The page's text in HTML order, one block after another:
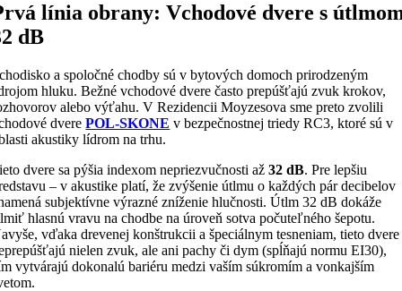
línia obrany: Vchodové dvere s
dB
a spoločné chodby sú v bytových domoch prirodzeným
hluku. Bežné vchodové dvere často prepúšťajú zvuk krokov,
alebo výťahu. V Rezidencii Moyzesova sme preto zvolili
dverePOL-SKONE v bezpečnostnej triedy RC3, ktoré sú v
akustiky lídrom na trhu.
dvere sa pýšia indexom nepriezvučnosti až32 dB. Pre lepšiu
– v akustike platí, že zvýšenie útlmu o každých pár decibelov
subjektívne výrazné zníženie hlučnosti. Útlm 32 dB dokáže
hlasnú vravu na chodbe na úroveň sotva počuteľného šepotu.
vďaka drevenej konštrukcii a špeciálnym tesneniam, tieto dvere
nielen zvuk, ale ani pachy či dym (spĺňajú normu EI30),
vytvárajú dokonalú bariéru medzi vaším súkromím a vonkajším